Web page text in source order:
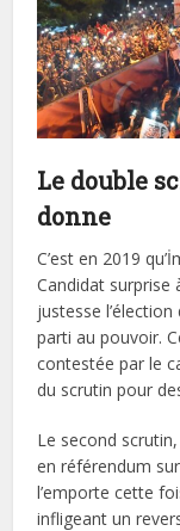
Le double
donne
C’est en 2019
Candidat surprise
justesse
parti au pouvoir.
contestée par le
du scrutin pour
Le second
en référendum
l’emporte cette
infligeant un